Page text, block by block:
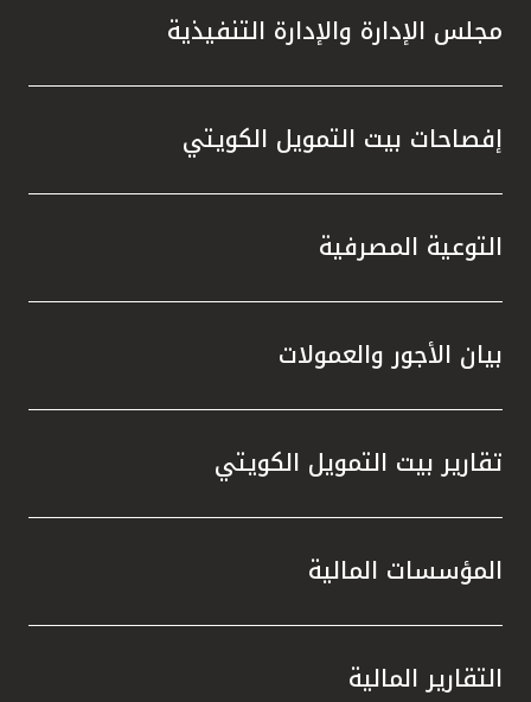
مجلس الإدارة والإدارة التنفيذية
إفصاحات بيت التمويل الكويتي
التوعية المصرفية
بيان الأجور والعمولات
تقارير بيت التمويل الكويتي
المؤسسات المالية
التقارير المالية